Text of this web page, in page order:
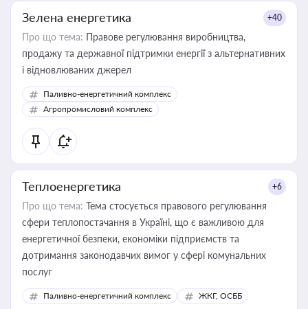
Зелена енергетика +40
Про що тема: Правове регулювання виробництва,
продажу та державної підтримки енергії з альтернативних
і відновлюваних джерел
Паливно-енергетичний комплекс
Агропромисловий комплекс
Теплоенергетика +6
Про що тема: Тема стосується правового регулювання
сфери теплопостачання в Україні, що є важливою для
енергетичної безпеки, економіки підприємств та
дотримання законодавчих вимог у сфері комунальних
послуг
Паливно-енергетичний комплекс ЖКГ, ОСББ